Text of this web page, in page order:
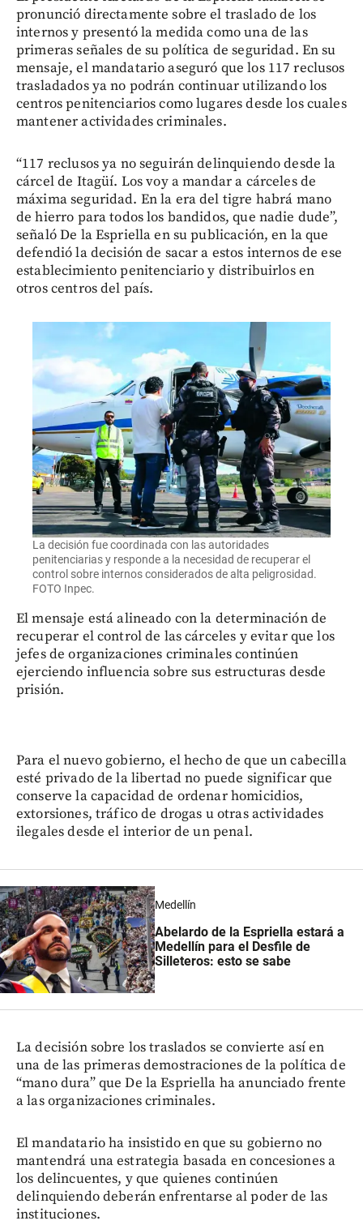
pronunció directamente sobre el traslado de los
internos y presentó la medida como una de las
primeras señales de su política de seguridad. En su
mensaje, el mandatario aseguró que los 117 reclusos
trasladados ya no podrán continuar utilizando los
centros penitenciarios como lugares desde los cuales
mantener actividades criminales.
“117 reclusos ya no seguirán delinquiendo desde la
cárcel de Itagüí. Los voy a mandar a cárceles de
máxima seguridad. En la era del tigre habrá mano
de hierro para todos los bandidos, que nadie dude”,
señaló De la Espriella en su publicación, en la que
defendió la decisión de sacar a estos internos de ese
establecimiento penitenciario y distribuirlos en
otros centros del país.
La decisión fue coordinada con las autoridades
penitenciarias y responde a la necesidad de recuperar el
control sobre internos considerados de alta peligrosidad.
FOTO Inpec.
El mensaje está alineado con la determinación de
recuperar el control de las cárceles y evitar que los
jefes de organizaciones criminales continúen
ejerciendo influencia sobre sus estructuras desde
prisión.
Para el nuevo gobierno, el hecho de que un cabecilla
esté privado de la libertad no puede significar que
conserve la capacidad de ordenar homicidios,
extorsiones, tráfico de drogas u otras actividades
ilegales desde el interior de un penal.
Medellín
Abelardo de la Espriella estará a
Medellín para el Desfile de
Silleteros: esto se sabe
La decisión sobre los traslados se convierte así en
una de las primeras demostraciones de la política de
“mano dura” que De la Espriella ha anunciado frente
a las organizaciones criminales.
El mandatario ha insistido en que su gobierno no
mantendrá una estrategia basada en concesiones a
los delincuentes, y que quienes continúen
delinquiendo deberán enfrentarse al poder de las
instituciones.